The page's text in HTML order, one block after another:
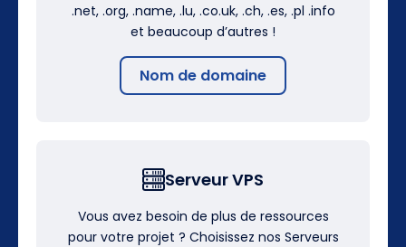
.net, .org, .name, .lu, .co.uk, .ch, .es, .pl .info
et beaucoup d’autres !
Nom de domaine
Serveur VPS
Vous avez besoin de plus de ressources
pour votre projet ? Choisissez nos Serveurs